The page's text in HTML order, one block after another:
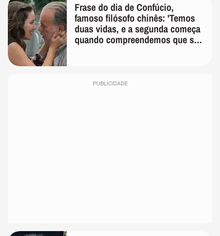
Frase do dia de Confúcio,
famoso filósofo chinês: 'Temos
duas vidas, e a segunda começa
quando compreendemos que só
PUBLICIDADE